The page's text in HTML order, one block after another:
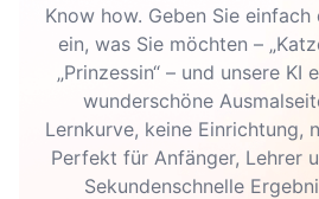
Know how. Geben Sie einfach
ein, was Sie möchten –
„Prinzessin“ – und unsere
wunderschöne
Lernkurve, keine Einrichtung,
Perfekt für Anfänger, Lehrer
Sekundenschnelle